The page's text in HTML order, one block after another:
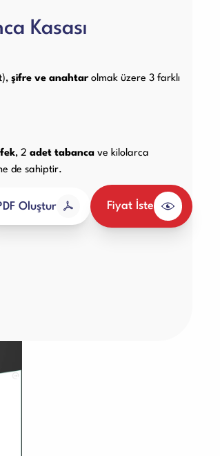
Kasası
şifre ve anahtarolmak üzere 3 farklı
, 2 adet tabanca ve kilolarca
de sahiptir.
Oluştur Fiyat İste